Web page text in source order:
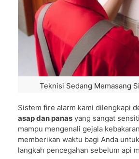
Teknisi Sedang Memasang
Sistem fire alarm kami dilengkapi
asap dan panasyang sangat
mampu mengenali gejala
memberikan waktu bagi Anda
langkah pencegahan sebelum api